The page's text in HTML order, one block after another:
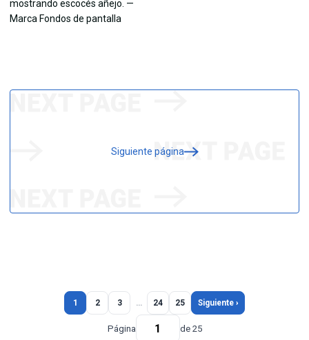
Siguiente página
1 2 3 … 24 25 Siguiente ›
Página de 25